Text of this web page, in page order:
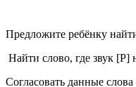
Предложите ребёнку
Найти слово, где звук [Р]
Согласовать данные